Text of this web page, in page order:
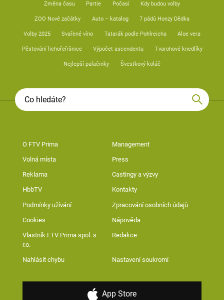
Změna času Partie Počasí Kdy budou volby
ZOO Nové začátky Auto – katalog 7 pádů Honzy Dědka
Volby 2025 Svařené víno Tatarák podle Pohlreicha Aloe vera
Pěstování lichořeřišnice Výpočet ascendentu Tvarohové knedlíky
Nejlepší palačinky Švestkový koláč
O FTV Prima Management
Volná místa Press
Reklama Castingy a výzvy
HbbTV Kontakty
Podmínky užívání Zpracování osobních údajů
Cookies Nápověda
Vlastník FTV Prima spol. s
r.o.
Redakce
Nahlásit chybu Nastavení soukromí
App Store